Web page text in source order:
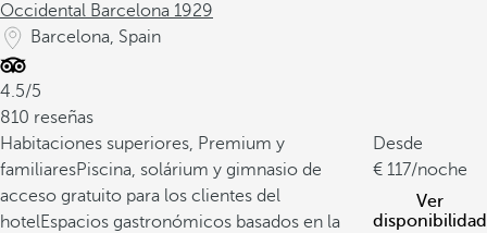
Occidental Barcelona 1929
Barcelona, Spain
4.5/5
810 reseñas
Habitaciones superiores, Premium y
familiaresPiscina, solárium y gimnasio de
acceso gratuito para los clientes del
hotelEspacios gastronómicos basados en la
Desde
117/noche
Ver
disponibilidad